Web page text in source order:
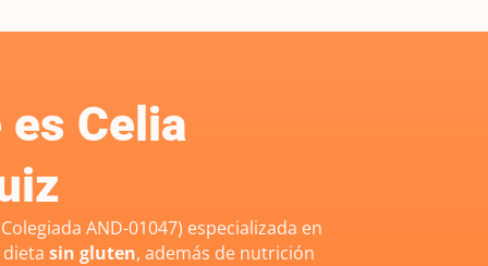
Celia
AND-01047) especializada en
sin gluten, además de nutrición